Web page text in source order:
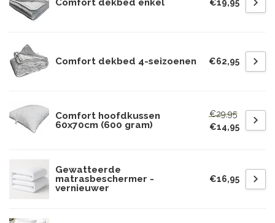
Comfort dekbed enkel €19,95
Comfort dekbed 4-seizoenen €62,95
Comfort hoofdkussen
60x70cm (600 gram)
€29,95
€14,95
Gewatteerde
matrasbeschermer -
vernieuwer
€16,95